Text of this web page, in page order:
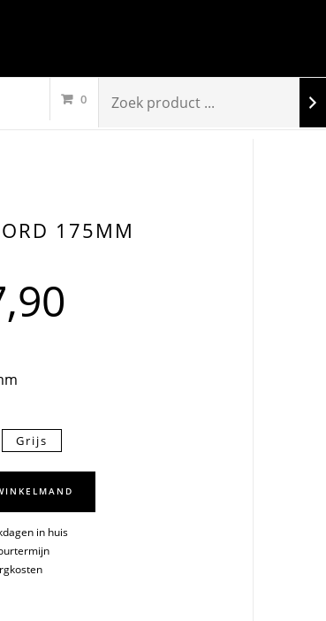
0
175MM
Grijs
in huis